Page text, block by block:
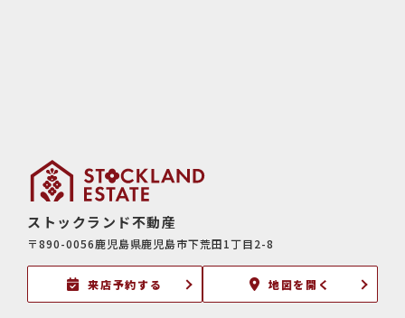
ストックランド不動産
〒890-0056鹿児島県鹿児島市下荒田1丁目2-8
来店予約する 地図を開く